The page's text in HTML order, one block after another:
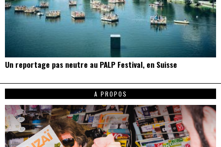
Un reportage pas neutre au PALP Festival, en Suisse
A PROPOS